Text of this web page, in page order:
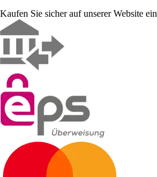
Kaufen Sie sicher auf unserer Website ein